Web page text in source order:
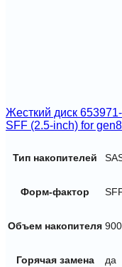
Жесткий диск
SFF (2.5-inch) for
Тип накопителей
Форм-фактор
Объем накопителя
Горячая замена да